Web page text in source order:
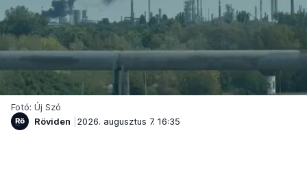
Fotó: Új Szó
Röviden
2026. augusztus 7. 16:35